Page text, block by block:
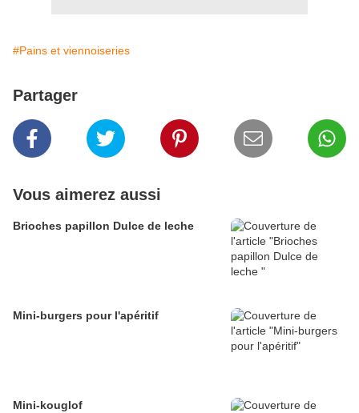
#Pains et viennoiseries
Partager
Vous aimerez aussi
Brioches papillon Dulce de leche
Mini-burgers pour l'apéritif
Mini-kouglof